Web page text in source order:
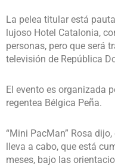
La pelea titular está
lujoso Hotel Catalonia,
personas, pero que será
televisión de República
El evento es organizada
regentea Bélgica Peña.
“Mini PacMan” Rosa
lleva a cabo, que está
meses, bajo las